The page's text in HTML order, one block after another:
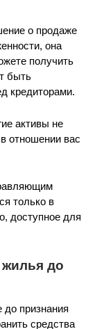
о продаже
она
получить
быть
кредиторами.
активы не
отношении вас
только в
доступное для
до
признания
средства